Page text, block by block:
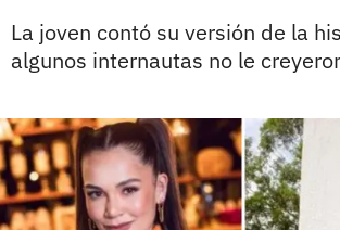
La joven contó su versión de la
algunos internautas no le